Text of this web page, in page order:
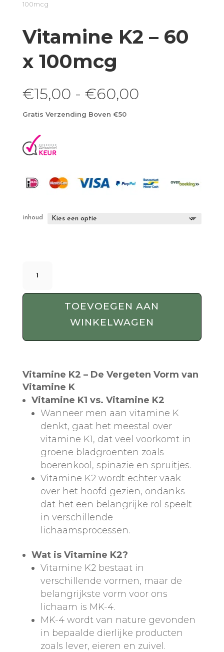
100mcg
Vitamine K2 – 60
x 100mcg
€15,00 - €60,00Prijsklasse:
Gratis Verzending Boven €50
inhoud
TOEVOEGEN AAN
WINKELWAGEN
Vitamine K2 – De Vergeten Vorm van
Vitamine K
Vitamine K1 vs. Vitamine K2
Wanneer men aan vitamine K
denkt, gaat het meestal over
vitamine K1, dat veel voorkomt in
groene bladgroenten zoals
boerenkool, spinazie en spruitjes.
Vitamine K2 wordt echter vaak
over het hoofd gezien, ondanks
dat het een belangrijke rol speelt
in verschillende
lichaamsprocessen.
Wat is Vitamine K2?
Vitamine K2 bestaat in
verschillende vormen, maar de
belangrijkste vorm voor ons
lichaam is MK-4.
MK-4 wordt van nature gevonden
in bepaalde dierlijke producten
zoals lever, eieren en zuivel.